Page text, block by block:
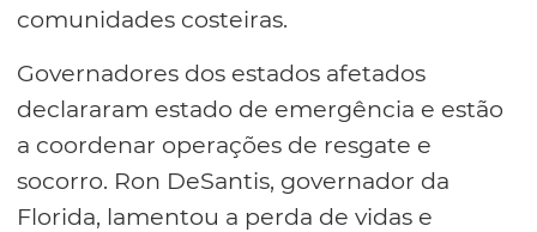
comunidades costeiras.
Governadores dos estados afetados
declararam estado de emergência e estão
a coordenar operações de resgate e
socorro. Ron DeSantis, governador da
Florida, lamentou a perda de vidas e